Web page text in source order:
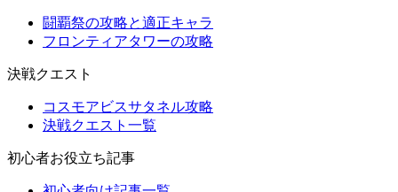
闘覇祭の攻略と適正キャラ
フロンティアタワーの攻略
決戦クエスト
コスモアビスサタネル攻略
決戦クエスト一覧
初心者お役立ち記事